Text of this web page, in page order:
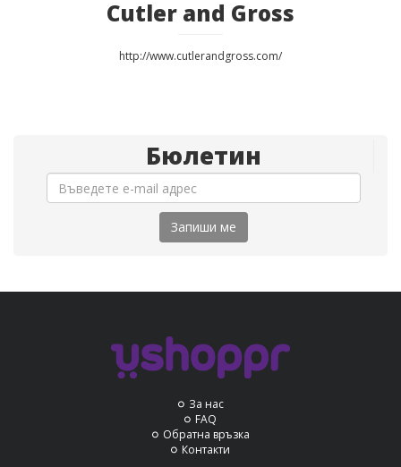
Cutler and Gross
http://www.cutlerandgross.com/
Бюлетин
Запиши ме
За нас
FAQ
Обратна връзка
Контакти